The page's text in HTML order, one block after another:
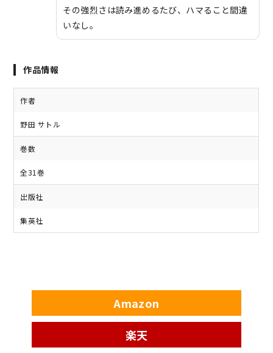
その強烈さは読み進めるたび、ハマること間違
いなし。
作品情報
作者
野田 サトル
巻数
全31巻
出版社
集英社
Amazon
楽天